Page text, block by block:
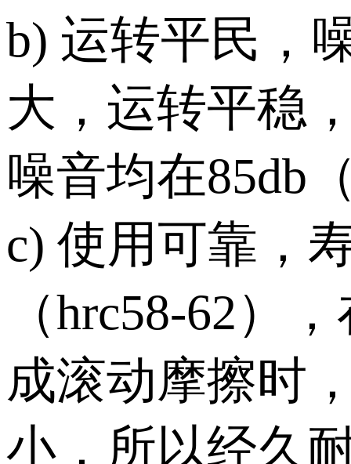
b) 运转平民，
大，运转平稳
噪音均在85db
c) 使用可靠，
（hrc58-62）
成滚动摩擦时
小，所以经久